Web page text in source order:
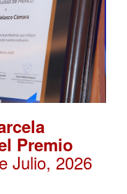
Premio
Julio, 2026